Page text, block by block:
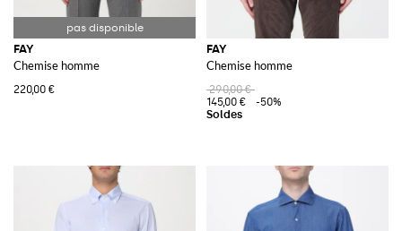
FAY
Chemise homme
220,00 €
FAY
Chemise homme
290,00 €
145,00 €
-50%